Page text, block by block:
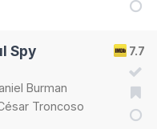
7.7
Spy
Burman
Troncoso